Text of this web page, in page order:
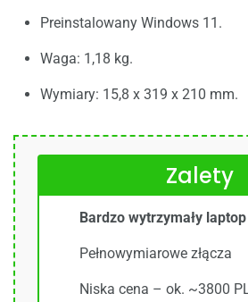
Preinstalowany Windows 11.
Waga: 1,18 kg.
Wymiary: 15,8 x 319 x 210 mm.
Zalety
Bardzo wytrzymały
Pełnowymiarowe złącza
Niska cena – ok. ~3800